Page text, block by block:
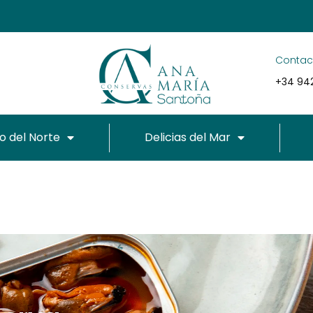
+34
del Norte Delicias del Mar
conservasanamaria.com *